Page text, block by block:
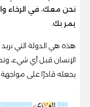
نحن معك، في الرخاء
يمر بك.
هذه هي الدولة التي
الإنسان قبل أي شيء،
يجعله قادرًا على